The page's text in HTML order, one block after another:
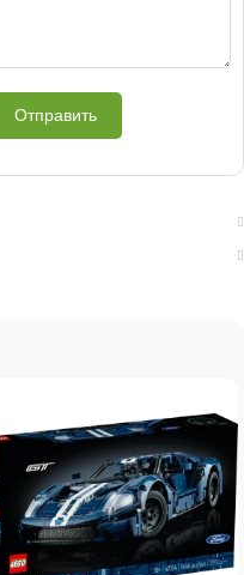
Отправить